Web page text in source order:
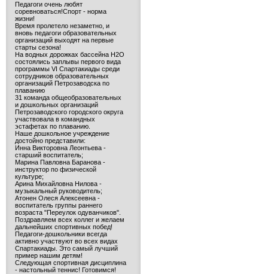
Педагоги очень любят
соревноваться!Спорт - норма
жизни!
Время пролетело незаметно, и
вновь педагоги образовательных
организаций выходят на первые
старты сезона!
На водных дорожках бассейна H2O
состоялись заплывы первого вида
программы VI Спартакиады среди
сотрудников образовательных
организаций Петрозаводска по
плаванию
31 команда общеобразовательных
и дошкольных организаций
Петрозаводского городского округа
участвовала в командных
эстафетах по плаванию.
Наше дошкольное учреждение
достойно представили:
Инна Викторовна Леонтьева -
старший воспитатель;
Марина Павловна Баранова -
инструктор по физической
культуре;
Арина Михайловна Нилова -
музыкальный руководитель;
Атонен Олеся Алексеевна -
воспитатель группы раннего
возраста "Переулок одуванчиков".
Поздравляем всех коллег и желаем
дальнейших спортивных побед!
Педагоги-дошкольники всегда
активно участвуют во всех видах
Спартакиады. Это самый лучший
пример нашим детям!
Следующая спортивная дисциплина
- настольный теннис! Готовимся!